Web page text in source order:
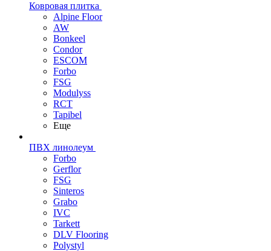
Ковровая плитка
Alpine Floor
AW
Bonkeel
Condor
ESCOM
Forbo
FSG
Modulyss
RCT
Tapibel
Еще
ПВХ линолеум
Forbo
Gerflor
FSG
Sinteros
Grabo
IVC
Tarkett
DLV Flooring
Polystyl